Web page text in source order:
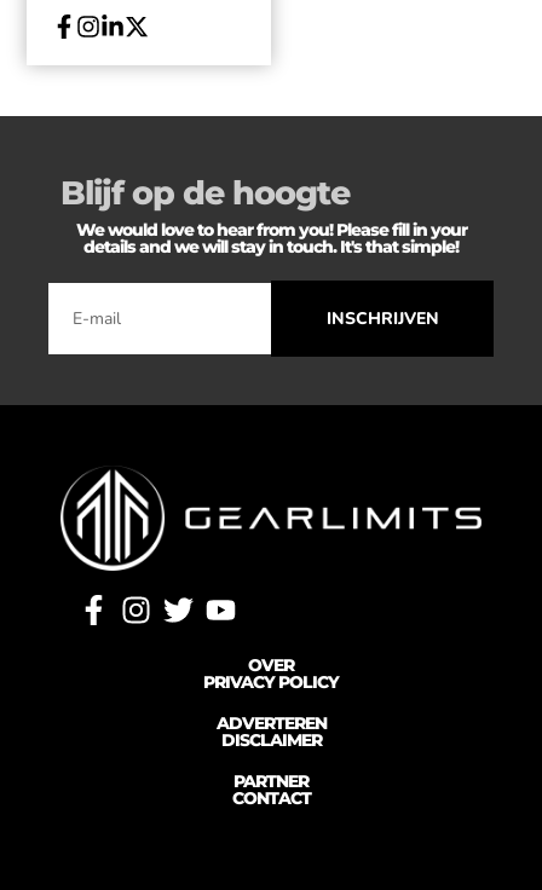
Blijf op de hoogte
We would love to hear from you! Please fill in your
details and we will stay in touch. It's that simple!
INSCHRIJVEN
OVER
PRIVACY POLICY
ADVERTEREN
DISCLAIMER
PARTNER
CONTACT